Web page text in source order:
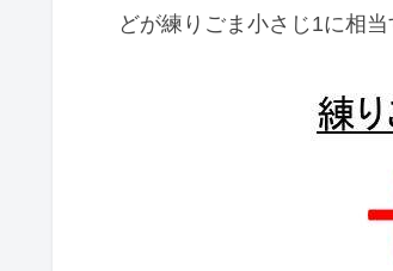
どが練りごま小さじ1に相当